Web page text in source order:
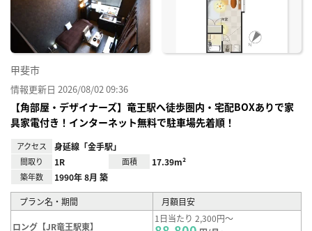
甲斐市
情報更新日 2026/08/02 09:36
【角部屋・デザイナーズ】竜王駅へ徒歩圏内・宅配BOXありで家
具家電付き！インターネット無料で駐車場先着順！
アクセス 身延線「金手駅」
間取り 1R 面積 17.39m²
築年数 1990年 8月 築
プラン名・期間 月額目安
ロング【JR竜王駅東】
1日当たり 2,300円～